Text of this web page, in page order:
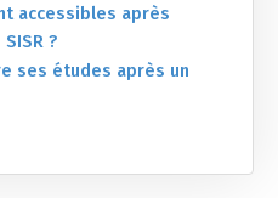
accessibles après
?
ses études après un